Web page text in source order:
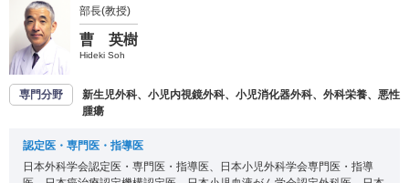
部長(教授)
曹 英樹
Hideki Soh
専門分野
新生児外科、小児内視鏡外科、小児消化器外科、外科栄養、悪性
腫瘍
認定医・専門医・指導医
日本外科学会認定医・専門医・指導医、日本小児外科学会専門医・指導